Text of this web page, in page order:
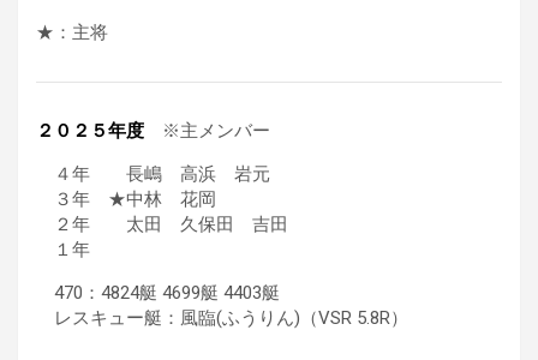
★：主将
２０２５年度 ※主メンバー
４年 長嶋 高浜 岩元
３年 ★中林 花岡
２年 太田 久保田 吉田
１年
470：4824艇 4699艇 4403艇
レスキュー艇：風臨(ふうりん)（VSR 5.8R）